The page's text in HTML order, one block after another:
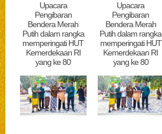
Upacara
Pengibaran
Bendera Merah
Putih dalam rangka
memperingati HUT
Kemerdekaan RI
yang ke 80
Upacara
Pengibaran
Bendera Merah
Putih dalam rangka
memperingati HUT
Kemerdekaan RI
yang ke 80